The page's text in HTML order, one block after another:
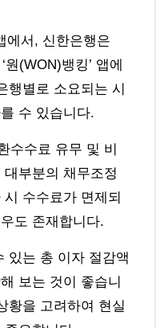
에서, 신한은행은
원(WON)뱅킹’ 앱에
행별로 소요되는 시
수 있습니다.
수수료 유무 및 비
부분의 채무조정
수수료가 면제되
도 존재합니다.
있는 총 이자 절감액
보는 것이 좋습니
황을 고려하여 현실